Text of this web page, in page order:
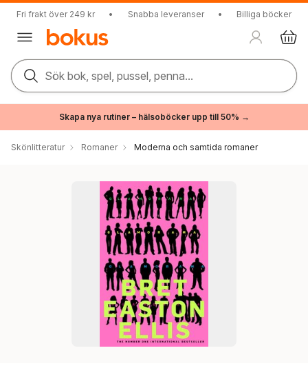
Fri frakt över 249 kr • Snabba leveranser • Billiga böcker
Sök bok, spel, pussel, penna...
Skapa nya rutiner – hälsoböcker upp till 50% →
Skönlitteratur Romaner Moderna och samtida romaner